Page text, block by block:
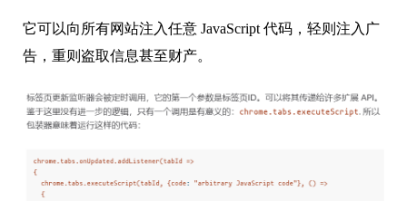
它可以向所有网站注入任意 JavaScript 代码，轻则注入广
告，重则盗取信息甚至财产。